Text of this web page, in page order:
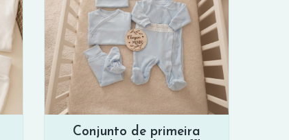
Conjunto de primeira